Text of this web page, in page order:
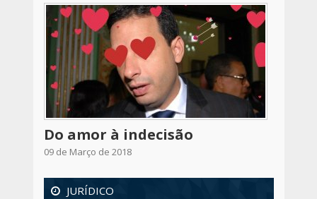
Do amor à indecisão
09 de Março de 2018
JURÍDICO